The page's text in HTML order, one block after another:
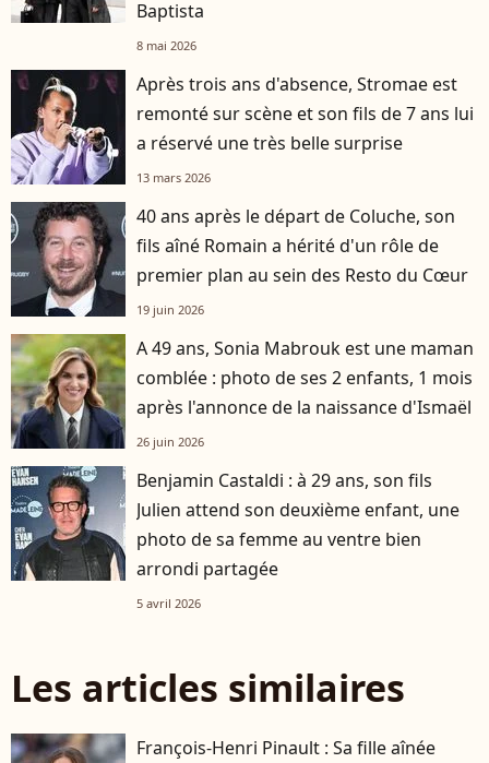
Baptista
8 mai 2026
Après trois ans d'absence, Stromae est
remonté sur scène et son fils de 7 ans lui
a réservé une très belle surprise
13 mars 2026
40 ans après le départ de Coluche, son
fils aîné Romain a hérité d'un rôle de
premier plan au sein des Resto du Cœur
19 juin 2026
A 49 ans, Sonia Mabrouk est une maman
comblée : photo de ses 2 enfants, 1 mois
après l'annonce de la naissance d'Ismaël
26 juin 2026
Benjamin Castaldi : à 29 ans, son fils
Julien attend son deuxième enfant, une
photo de sa femme au ventre bien
arrondi partagée
5 avril 2026
Les articles similaires
François-Henri Pinault : Sa fille aînée